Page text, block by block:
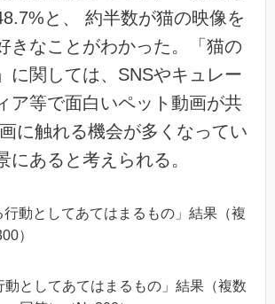
と、 約半数が猫の映像を
きなことがわかった。「猫の
に関しては、SNSやキュレー
ア等で面白いペット動画が共
に触れる機会が多くなってい
にあると考えられる。
動としてあてはまるもの」結果（複数